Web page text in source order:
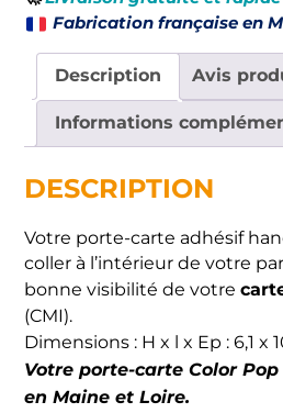
Fabrication française en
Description
Avis
Informations
DESCRIPTION
Votre porte-carte adhésif
coller à l’intérieur de votre
bonne visibilité de votre
(CMI).
Dimensions : H x l x Ep : 6,1 x
Votre porte-carte Color
en Maine et Loire.